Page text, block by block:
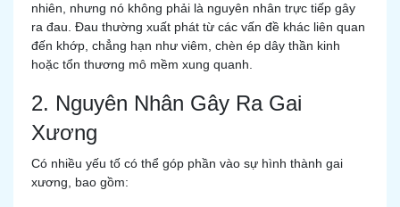
nhiên, nhưng nó không phải là nguyên nhân trực tiếp gây
ra đau. Đau thường xuất phát từ các vấn đề khác liên quan
đến khớp, chẳng hạn như viêm, chèn ép dây thần kinh
hoặc tổn thương mô mềm xung quanh.
2. Nguyên Nhân Gây Ra Gai
Xương
Có nhiều yếu tố có thể góp phần vào sự hình thành gai
xương, bao gồm: